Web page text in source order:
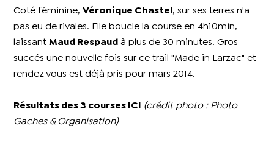
Coté féminine,Véronique Chastel , sur ses terres n'a
pas eu de rivales. Elle boucle la course en 4h10min,
laissantMaud Respaud à plus de 30 minutes. Gros
succés une nouvelle fois sur ce trail "Made in Larzac" et
rendez vous est déjà pris pour mars 2014.
Résultats des 3 courses ICI
(crédit photo : Photo
Gaches & Organisation)